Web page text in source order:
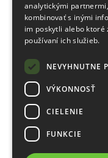
analytickými
kombinovať s inými
im poskytli alebo ktoré
používaní ich služieb.
NEVYHNUTNE
VÝKONNOSŤ
CIELENIE
FUNKCIE